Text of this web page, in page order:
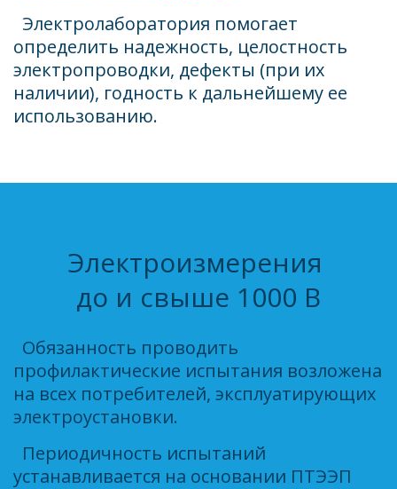
Испытания
лестниц и
ограждений
определить надежность, целостность
электропроводки, дефекты (при их
наличии), годность к дальнейшему ее
использованию.
Электроизмерения
до и свыше 1000 В
профилактические испытания возложена
на всех потребителей, эксплуатирующих
электроустановки.
устанавливается на основании ПТЭЭП